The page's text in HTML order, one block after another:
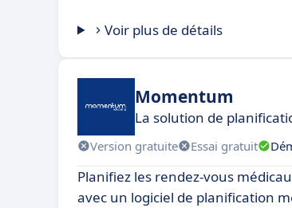
Voir plus de détails
Momentum
La solution de
Version gratuite Essai gratuit
Planifiez les rendez-vous
avec un logiciel de planification